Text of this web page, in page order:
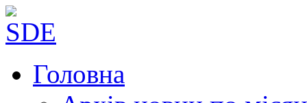
Головна